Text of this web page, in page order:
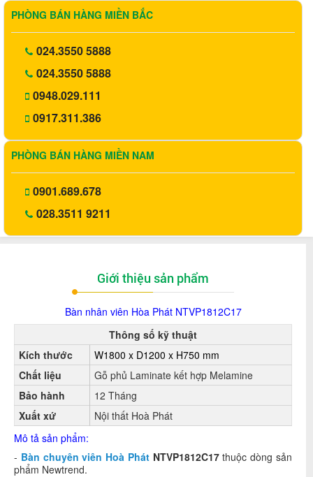
PHÒNG BÁN HÀNG MIỀN BẮC
024.3550 5888
024.3550 5888
0948.029.111
0917.311.386
PHÒNG BÁN HÀNG MIỀN NAM
0901.689.678
028.3511 9211
Giới thiệu sản phẩm
Bàn nhân viên Hòa Phát NTVP1812C17
Thông số kỹ thuật
Kích thước
W1800 x D1200 x H750 mm
Chất liệu
Gỗ phủ Laminate kết hợp Melamine
Bảo hành
12 Tháng
Xuất xứ
Nội thất Hoà Phát
Mô tả sản phẩm:
- Bàn chuyên viên Hoà Phát NTVP1812C17thuộc dòng sản
phẩm Newtrend.